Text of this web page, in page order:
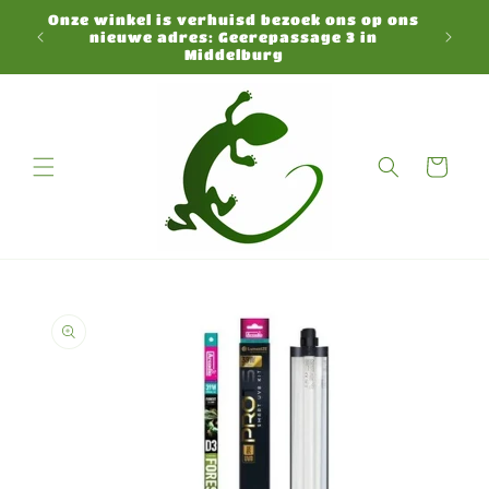
контенту
Onze winkel is verhuisd bezoek ons op ons
nieuwe adres: Geerepassage 3 in
Middelburg
Корзина
о продукте
Preorder